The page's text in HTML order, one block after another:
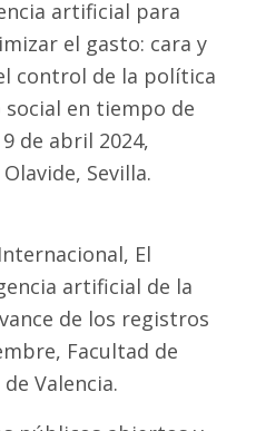
artificial para
el gasto: cara y
control de la política
social en tiempo de
de abril 2024,
Sevilla.
El
artificial de la
de los registros
Facultad de
Valencia.